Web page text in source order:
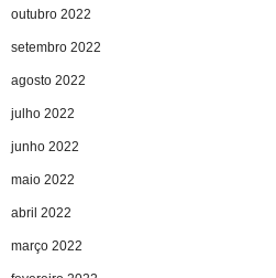
outubro 2022
setembro 2022
agosto 2022
julho 2022
junho 2022
maio 2022
abril 2022
março 2022